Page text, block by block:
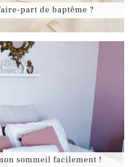
part de baptême ?
sommeil facilement !